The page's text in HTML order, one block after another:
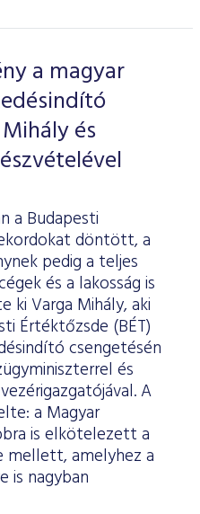
a magyar
és
a Budapesti
döntött, a
pedig a teljes
és a lakosság is
ki Varga Mihály, aki
Értéktőzsde (BÉT)
csengetésén
és
A
a Magyar
is elkötelezett a
mellett, amelyhez a
is nagyban